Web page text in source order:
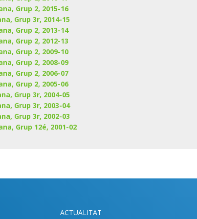
Grup 2, 2015-16
Grup 3r, 2014-15
Grup 2, 2013-14
Grup 2, 2012-13
Grup 2, 2009-10
Grup 2, 2008-09
Grup 2, 2006-07
Grup 2, 2005-06
Grup 3r, 2004-05
Grup 3r, 2003-04
Grup 3r, 2002-03
Grup 12é, 2001-02
ACTUALITAT